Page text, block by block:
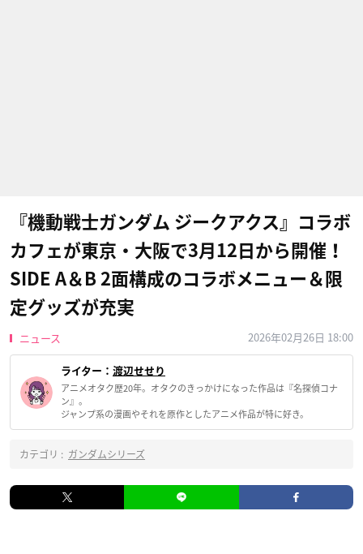
『機動戦士ガンダム ジークアクス』コラボ
カフェが東京・大阪で3月12日から開催！
SIDE A＆B 2面構成のコラボメニュー＆限
定グッズが充実
ニュース 2026年02月26日 18:00
ライター： 渡辺せせり
アニメオタク歴20年。オタクのきっかけになった作品は『名探偵コナ
ン』。
ジャンプ系の漫画やそれを原作としたアニメ作品が特に好き。
カテゴリ : ガンダムシリーズ